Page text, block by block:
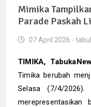
Mimika
Parade Paskah
07 April 2026 -
TIMIKA,
Timika berubah
Selasa (7/4/
merepresentasikan